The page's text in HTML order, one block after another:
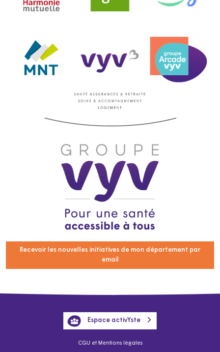
Recevoir les nouvelles initiatives de mon département par
email
CGU et Mentions légales
Espace activYste